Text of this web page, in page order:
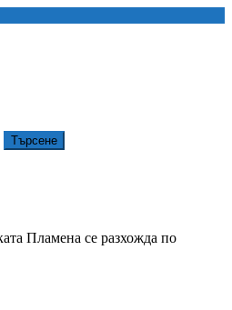
Пламена се разхожда по